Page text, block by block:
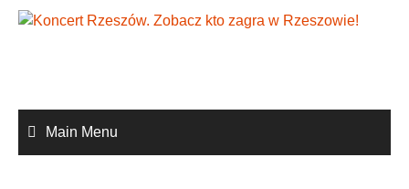
Skip
Main Menu